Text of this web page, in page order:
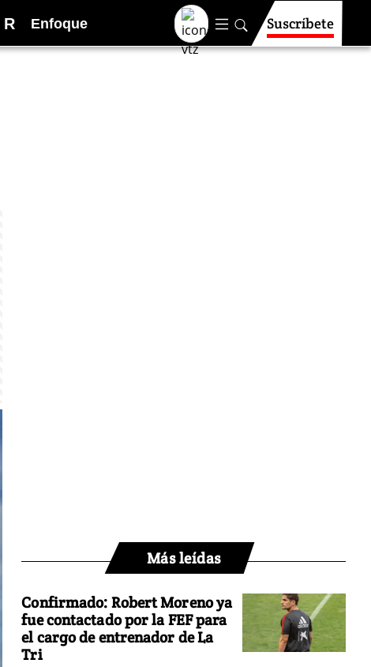
R Enfoque Suscríbete
Más leídas
Confirmado: Robert Moreno ya
fue contactado por la FEF para
el cargo de entrenador de La
Tri